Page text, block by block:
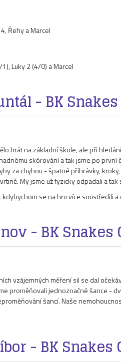
Řehy a Marcel
Luky 2 (4/0) a Marcel
- BK
hrát na základní škole, ale při
skórování a tak jsme po
za cbyhou - špatné přihrávky,
My jsme už fyzicky odpadali a
se na hru více soustředili
- BK Snakes
vzájemných měření sil se dal
proměňovali jednoznačné šance -
šancí. Naše
- BK Snakes